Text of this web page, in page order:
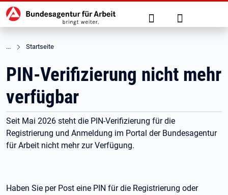
zu den Hauptinhalten springen
Hauptnavigation Suche Anmelden
Startseite
PIN-Verifizierung nicht mehr
verfügbar
Seit Mai 2026 steht die PIN-Verifizierung für die
Registrierung und Anmeldung im Portal der Bundesagentur
für Arbeit nicht mehr zur Verfügung.
Haben Sie per Post eine PIN für die Registrierung oder